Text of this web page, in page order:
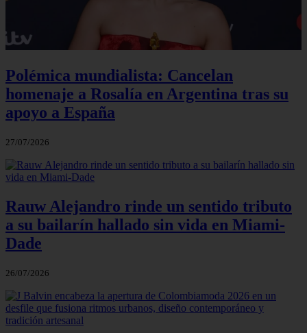
Polémica mundialista: Cancelan
homenaje a Rosalía en Argentina tras su
apoyo a España
27/07/2026
Rauw Alejandro rinde un sentido tributo
a su bailarín hallado sin vida en Miami-
Dade
26/07/2026